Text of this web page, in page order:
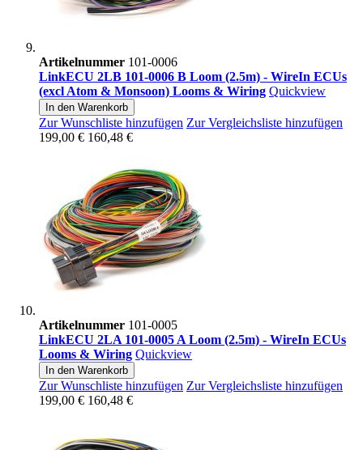
Artikelnummer 101-0006
LinkECU 2LB 101-0006 B Loom (2.5m) - WireIn ECUs
(excl Atom & Monsoon) Looms & Wiring Quickview
In den Warenkorb
Zur Wunschliste hinzufügen Zur Vergleichsliste hinzufügen
199,00 € 160,48 €
Artikelnummer 101-0005
LinkECU 2LA 101-0005 A Loom (2.5m) - WireIn ECUs
Looms & Wiring Quickview
In den Warenkorb
Zur Wunschliste hinzufügen Zur Vergleichsliste hinzufügen
199,00 € 160,48 €